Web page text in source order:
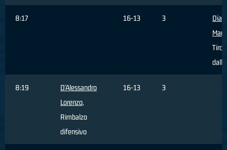
8:17 16-13 3
Dia
Tiro
8:19
D'Alessandro
Lorenzo,
Rimbalzo
difensivo
16-13 3